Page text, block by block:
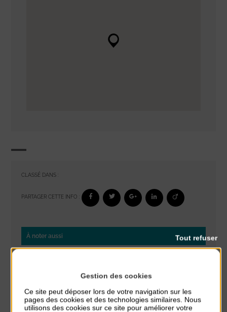
CLASSÉ DANS :
PARTAGER CETTE INFO :
À noter aussi
Place du Général de Gaulle
Concert
Gestion des cookies
Ce site peut déposer lors de votre navigation sur les
pages des cookies et des technologies similaires. Nous
utilisons des cookies sur ce site pour améliorer votre
Tout refuser